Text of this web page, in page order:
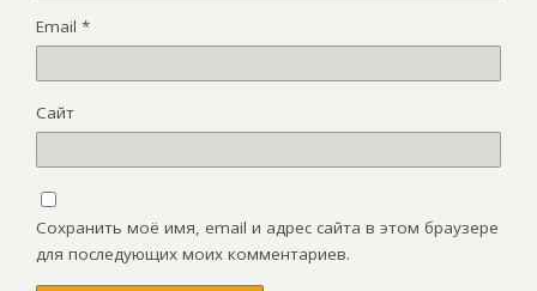
Email *
Сайт
Сохранить моё имя, email и адрес сайта в этом браузере
для последующих моих комментариев.